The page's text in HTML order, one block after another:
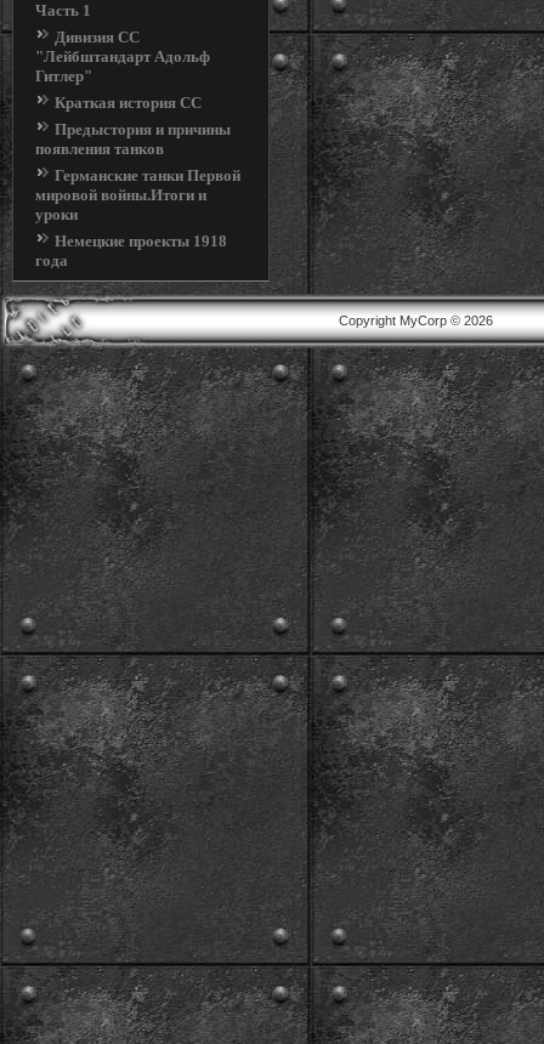
Часть 1
Дивизия СС
"Лейбштандарт Адольф
Гитлер"
Краткая история СС
Предыстория и причины
появления танков
Германские танки Первой
мировой войны.Итоги и
уроки
Немецкие проекты 1918
года
Copyright MyCorp © 2026